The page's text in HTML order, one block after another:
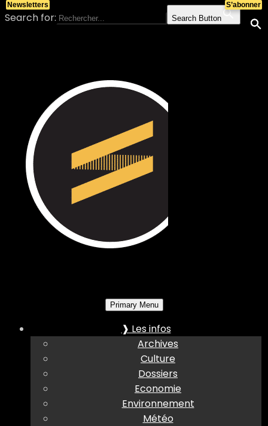
Search for: Search Button
Primary Menu
❱ Les infos
Archives
Culture
Dossiers
Economie
Environnement
Météo
S’abonner
Newsletters